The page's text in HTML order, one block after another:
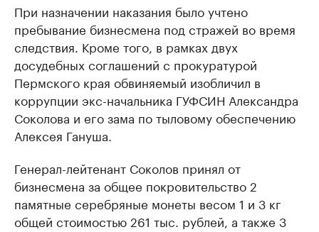
При назначении наказания было учтено
пребывание бизнесмена под стражей во время
следствия. Кроме того, в рамках двух
досудебных соглашений с прокуратурой
Пермского края обвиняемый изобличил в
коррупции экс-начальника ГУФСИН Александра
Соколова и его зама по тыловому обеспечению
Алексея Гануша.
Генерал-лейтенант Соколов принял от
бизнесмена за общее покровительство 2
памятные серебряные монеты весом 1 и 3 кг
общей стоимостью 261 тыс. рублей, а также 3